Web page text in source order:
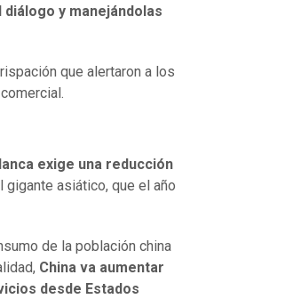
y manejándolas
que alertaron a los
exige una reducción
asiático, que el año
de la población china
China va aumentar
desde Estados